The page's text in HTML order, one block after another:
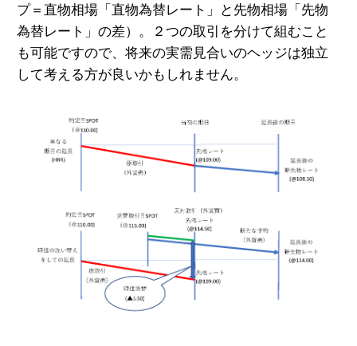
プ＝直物相場「直物為替レート」と先物相場「先物
為替レート」の差）。２つの取引を分けて組むこと
も可能ですので、将来の実需見合いのヘッジは独立
して考える方が良いかもしれません。